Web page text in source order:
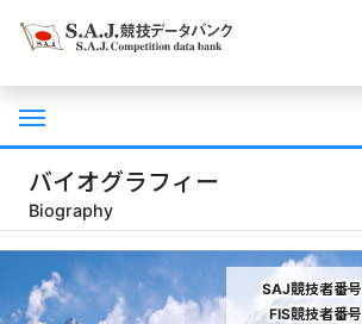
バイオグラフィー
Biography
SAJ競技者番号
FIS競技者番号